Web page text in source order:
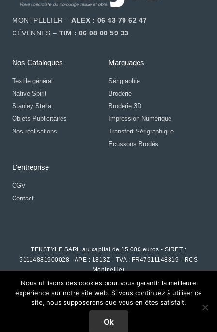
MONTPELLIER – ALEX : 06 43 79 62 47
CÉVENNES – TIM : 06 08 00 59 33
Nos Catalogues
Textile général
Native Spirit
Stanley Stella
Objets Publicitaires
Nos réalisations
Marquages
Sérigraphie
Broderie
Broderie 3D
Impression Numérique
Transfert Sérigraphique
Ecussons Brodés
L'entreprise
CGV
Contact
TEKSTYLE SARL au capital de 15 000 euros - SIRET :
51114881900028 - APE : 1813Z - TVA : FR47511148819 - RCS
Montpellier
Nous utilisons des cookies pour vous garantir la meilleure
expérience sur notre site web. Si vous continuez à utiliser ce
site, nous supposerons que vous en êtes satisfait.
Ok